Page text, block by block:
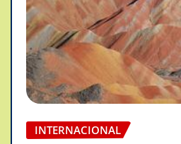
INTERNACIONAL